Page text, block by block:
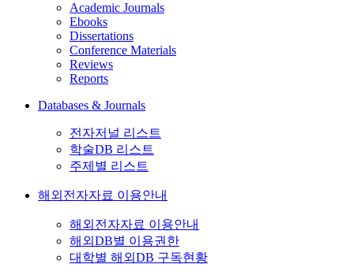
Academic Journals
Ebooks
Dissertations
Conference Materials
Reviews
Reports
Databases & Journals
전자저널 리스트
학술DB 리스트
주제별 리스트
해외전자자료 이용안내
해외전자자료 이용안내
해외DB별 이용권한
대학별 해외DB 구독현황